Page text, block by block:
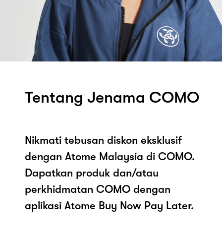
Tentang Jenama COMO
Nikmati tebusan diskon eksklusif
dengan Atome Malaysia di COMO.
Dapatkan produk dan/atau
perkhidmatan COMO dengan
aplikasi Atome Buy Now Pay Later.